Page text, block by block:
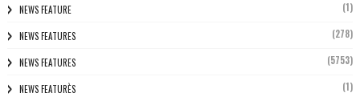
NEWS FEATURE (1)
NEWS FEATURES (278)
NEWS FEATURES (5753)
NEWS FEATURÈS (1)